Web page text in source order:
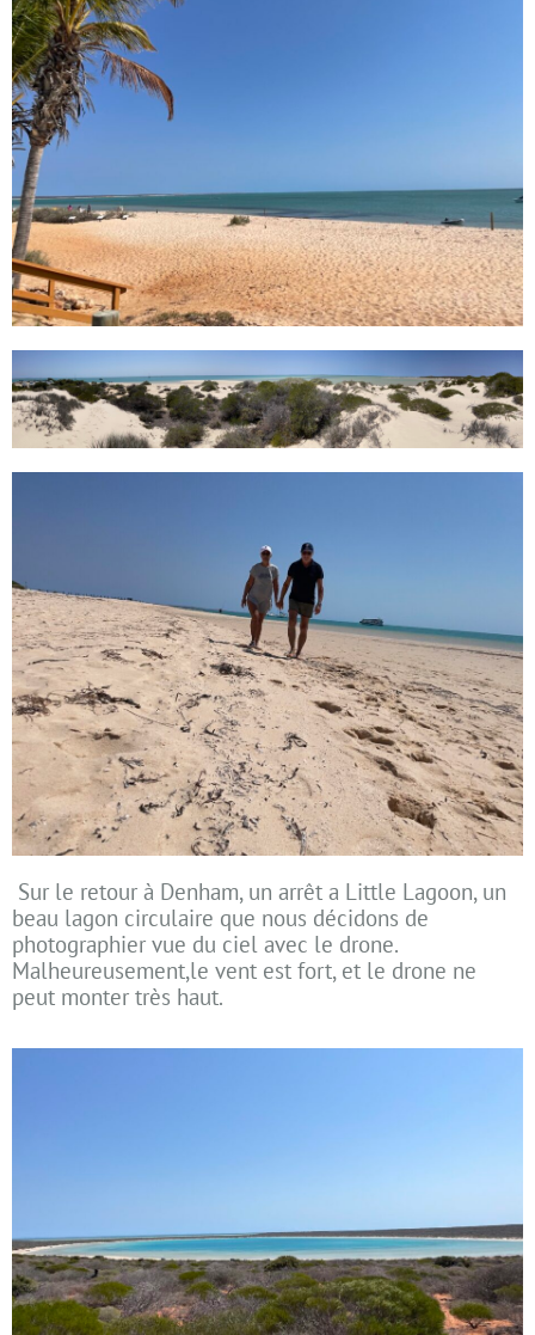
Sur le retour à Denham, un arrêt a Little Lagoon, un
beau lagon circulaire que nous décidons de
photographier vue du ciel avec le drone.
Malheureusement,le vent est fort, et le drone ne
peut monter très haut.